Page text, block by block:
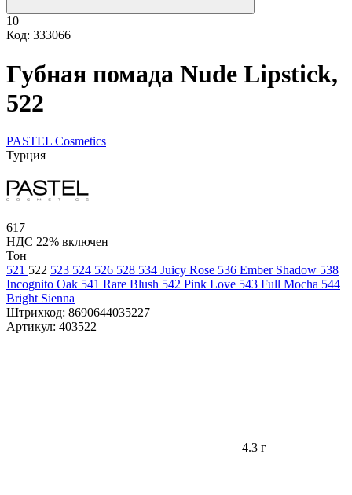
10
Код: 333066
Губная помада Nude Lipstick,
522
PASTEL Cosmetics
Турция
617
НДС 22% включен
Тон
521 522 523 524 526 528 534 Juicy Rose 536 Ember Shadow 538
Incognito Oak 541 Rare Blush 542 Pink Love 543 Full Mocha 544
Bright Sienna
Штрихкод: 8690644035227
Артикул: 403522
4.3 г